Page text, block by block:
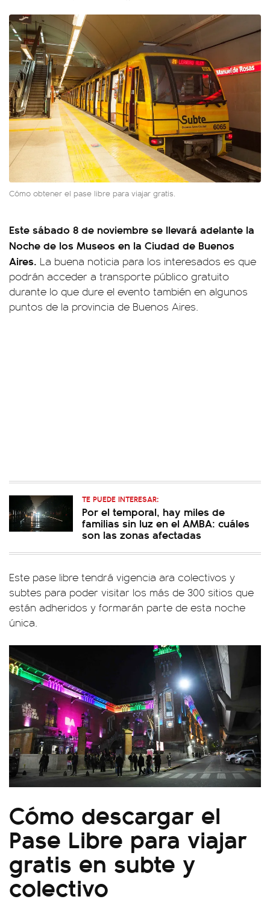
Cómo obtener el pase libre para viajar gratis.
Este sábado 8 de noviembre se llevará adelante la
Noche de los Museos en la Ciudad de Buenos
Aires. La buena noticia para los interesados es que
podrán acceder a transporte público gratuito
durante lo que dure el evento también en algunos
puntos de la provincia de Buenos Aires.
TE PUEDE INTERESAR:
Por el temporal, hay miles de
familias sin luz en el AMBA: cuáles
son las zonas afectadas
Este pase libre tendrá vigencia ara colectivos y
subtes para poder visitar los más de 300 sitios que
están adheridos y formarán parte de esta noche
única.
Cómo descargar el
Pase Libre para viajar
gratis en subte y
colectivo